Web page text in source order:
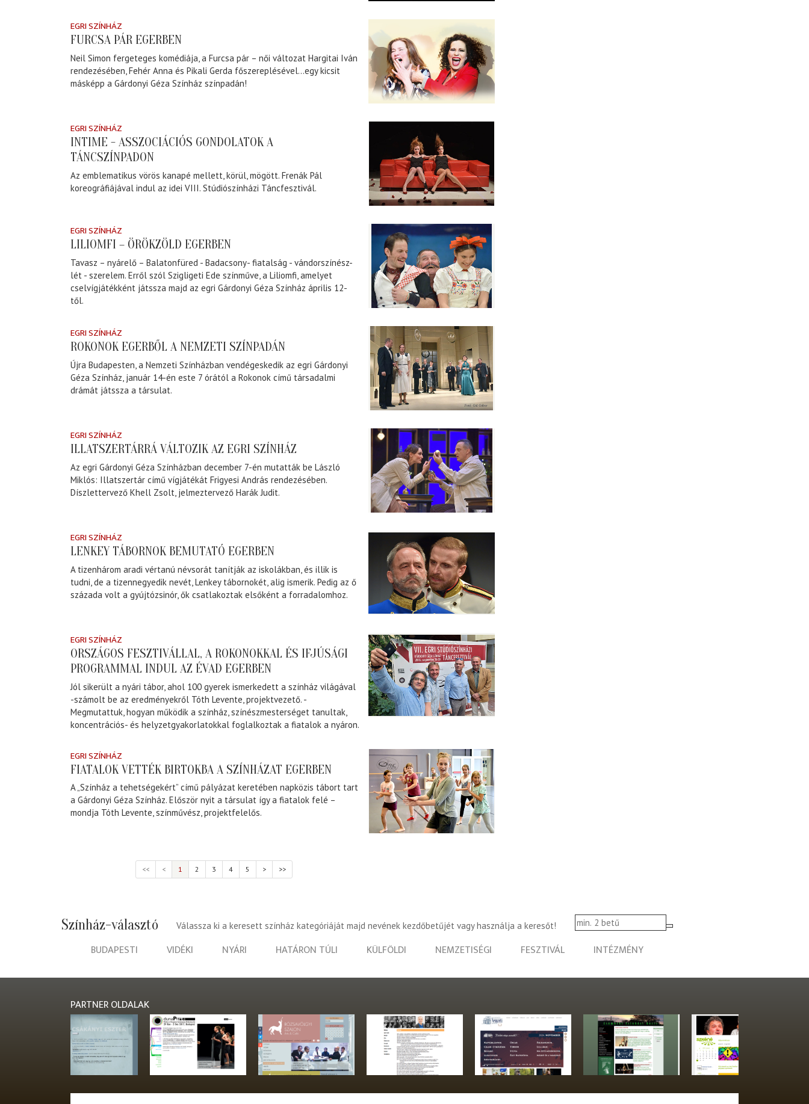
EGRI SZÍNHÁZ
FURCSA PÁR EGERBEN
Neil Simon fergeteges komédiája, a Furcsa pár – női változat Hargitai Iván
rendezésében, Fehér Anna és Pikali Gerda főszereplésével…egy kicsit
másképp a Gárdonyi Géza Színház színpadán!
EGRI SZÍNHÁZ
INTIME - ASSZOCIÁCIÓS GONDOLATOK A
TÁNCSZÍNPADON
Az emblematikus vörös kanapé mellett, körül, mögött. Frenák Pál
koreográfiájával indul az idei VIII. Stúdiószínházi Táncfesztivál.
EGRI SZÍNHÁZ
LILIOMFI – ÖRÖKZÖLD EGERBEN
Tavasz – nyárelő – Balatonfüred - Badacsony- fiatalság - vándorszínész-
lét - szerelem. Erről szól Szigligeti Ede színműve, a Liliomfi, amelyet
cselvígjátékként játssza majd az egri Gárdonyi Géza Színház április 12-
től.
EGRI SZÍNHÁZ
ROKONOK EGERBŐL A NEMZETI SZÍNPADÁN
Újra Budapesten, a Nemzeti Színházban vendégeskedik az egri Gárdonyi
Géza Színház, január 14-én este 7 órától a Rokonok című társadalmi
drámát játssza a társulat.
EGRI SZÍNHÁZ
ILLATSZERTÁRRÁ VÁLTOZIK AZ EGRI SZÍNHÁZ
Az egri Gárdonyi Géza Színházban december 7-én mutatták be László
Miklós: Illatszertár című vígjátékát Frigyesi András rendezésében.
Díszlettervező Khell Zsolt, jelmeztervező Harák Judit.
EGRI SZÍNHÁZ
LENKEY TÁBORNOK BEMUTATÓ EGERBEN
A tizenhárom aradi vértanú névsorát tanítják az iskolákban, és illik is
tudni, de a tizennegyedik nevét, Lenkey tábornokét, alig ismerik. Pedig az ő
százada volt a gyújtózsinór, ők csatlakoztak elsőként a forradalomhoz.
EGRI SZÍNHÁZ
ORSZÁGOS FESZTIVÁLLAL, A ROKONOKKAL ÉS IFJÚSÁGI
PROGRAMMAL INDUL AZ ÉVAD EGERBEN
Jól sikerült a nyári tábor, ahol 100 gyerek ismerkedett a színház világával
-számolt be az eredményekről Tóth Levente, projektvezető. -
Megmutattuk, hogyan működik a színház, színészmesterséget tanultak,
koncentrációs- és helyzetgyakorlatokkal foglalkoztak a fiatalok a nyáron.
EGRI SZÍNHÁZ
FIATALOK VETTÉK BIRTOKBA A SZÍNHÁZAT EGERBEN
A „Színház a tehetségekért” című pályázat keretében napközis tábort tart
a Gárdonyi Géza Színház. Először nyit a társulat így a fiatalok felé –
mondja Tóth Levente, színművész, projektfelelős.
<< < 1 2 3 4 5 > >>
Színház-választó Válassza ki a keresett színház kategóriáját majd nevének kezdőbetűjét vagy használja a keresőt!
BUDAPESTI VIDÉKI NYÁRI HATÁRON TÚLI KÜLFÖLDI NEMZETISÉGI FESZTIVÁL INTÉZMÉNY
PARTNER OLDALAK